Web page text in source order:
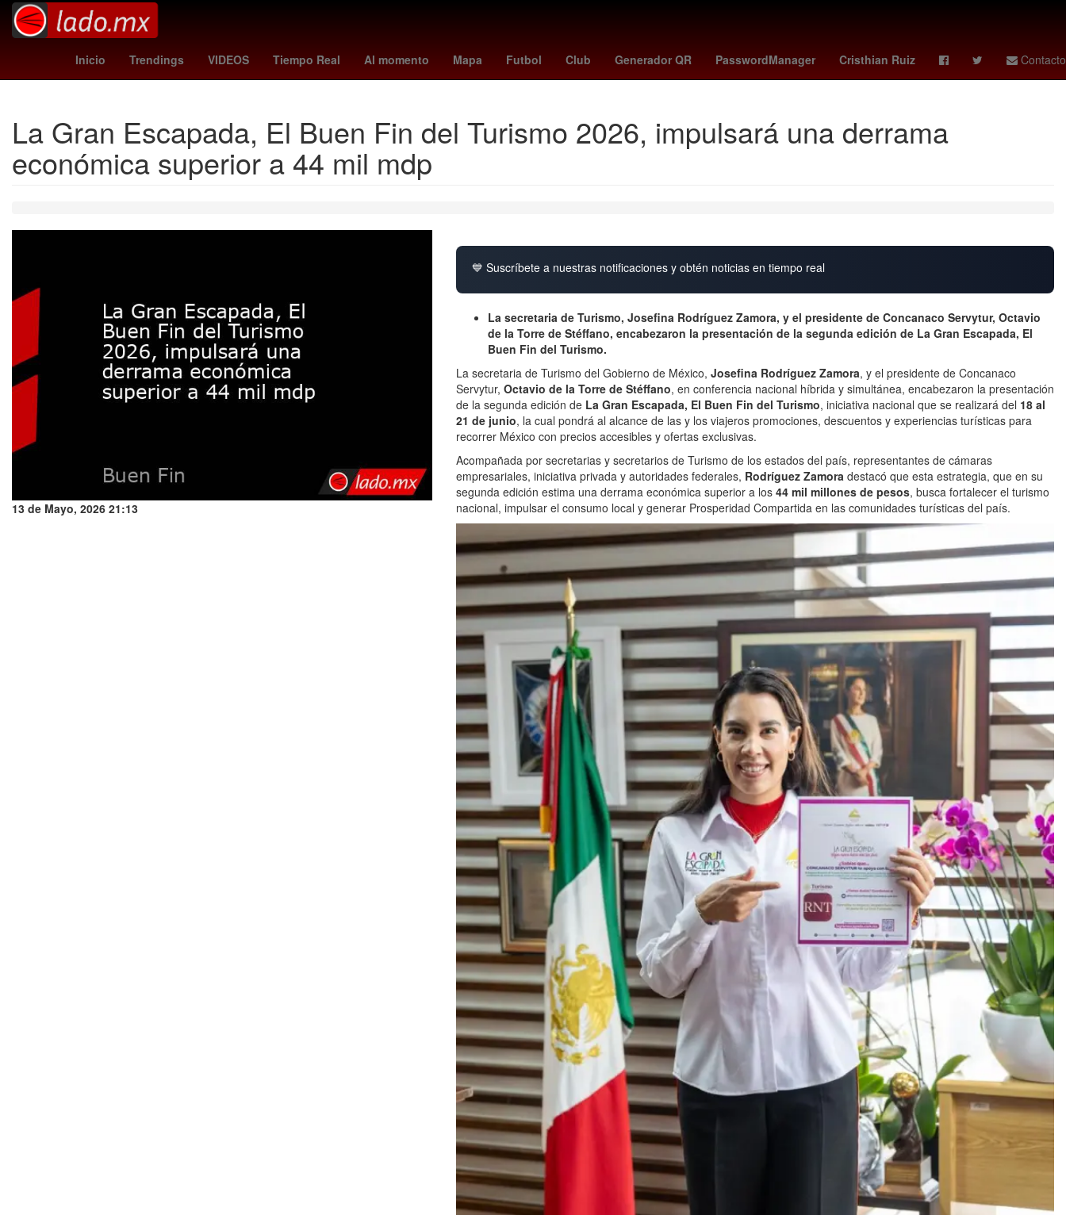
Inicio Trendings VIDEOS Tiempo Real Al momento Mapa Futbol Club Generador QR PasswordManager Cristhian Ruiz Contacto
Amistosos Inundación Dragón Pozole Copa América Claro Sports leagues cup hoy dmax mexico 27 de marzo Puebla de Zaragoza
La Gran Escapada, El Buen Fin del Turismo 2026, impulsará una derrama
económica superior a 44 mil mdp
13 de Mayo, 2026 21:13
💙 Suscríbete a nuestras notificaciones y obtén noticias en tiempo real
La secretaria de Turismo, Josefina Rodríguez Zamora, y el presidente de Concanaco Servytur, Octavio
de la Torre de Stéffano, encabezaron la presentación de la segunda edición de La Gran Escapada, El
Buen Fin del Turismo.
La secretaria de Turismo del Gobierno de México, Josefina Rodríguez Zamora, y el presidente de Concanaco
Servytur, Octavio de la Torre de Stéffano, en conferencia nacional híbrida y simultánea, encabezaron la presentación
de la segunda edición de La Gran Escapada, El Buen Fin del Turismo, iniciativa nacional que se realizará del 18 al
21 de junio, la cual pondrá al alcance de las y los viajeros promociones, descuentos y experiencias turísticas para
recorrer México con precios accesibles y ofertas exclusivas.
Acompañada por secretarias y secretarios de Turismo de los estados del país, representantes de cámaras
empresariales, iniciativa privada y autoridades federales, Rodríguez Zamora destacó que esta estrategia, que en su
segunda edición estima una derrama económica superior a los 44 mil millones de pesos, busca fortalecer el turismo
nacional, impulsar el consumo local y generar Prosperidad Compartida en las comunidades turísticas del país.